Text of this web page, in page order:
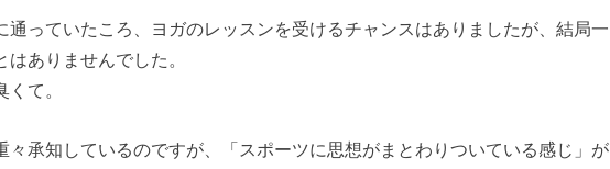
通っていたころ、ヨガのレッスンを受けるチャンスはありましたが、結局一
ありませんでした。
て。
々承知しているのですが、「スポーツに思想がまとわりついている感じ」が